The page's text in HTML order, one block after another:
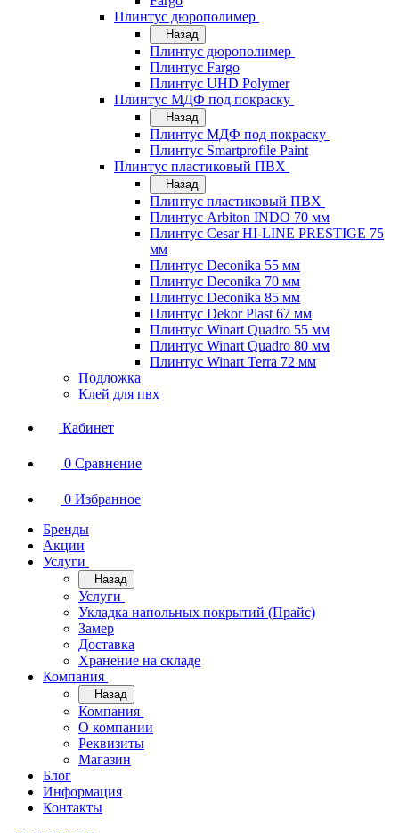
Плинтус дюрополимер
Назад
Плинтус дюрополимер
Плинтус Fargo
Плинтус UHD Polymer
Плинтус МДФ под покраску
Назад
Плинтус МДФ под покраску
Плинтус Smartprofile Paint
Плинтус пластиковый ПВХ
Назад
Плинтус пластиковый ПВХ
Плинтус Arbiton INDO 70 мм
Плинтус Cesar HI-LINE PRESTIGE 75
мм
Плинтус Deconika 55 мм
Плинтус Deconika 70 мм
Плинтус Deconika 85 мм
Плинтус Dekor Plast 67 мм
Плинтус Winart Quadro 55 мм
Плинтус Winart Quadro 80 мм
Плинтус Winart Terra 72 мм
Подложка
Клей для пвх
Кабинет
0 Сравнение
0 Избранное
Бренды
Акции
Услуги
Назад
Услуги
Укладка напольных покрытий (Прайс)
Замер
Доставка
Хранение на складе
Компания
Назад
Компания
О компании
Реквизиты
Магазин
Блог
Информация
Контакты